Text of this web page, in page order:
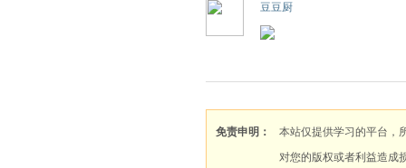
豆豆厨
免责申明：
本站仅提供学习的平台，
对您的版权或者利益造成